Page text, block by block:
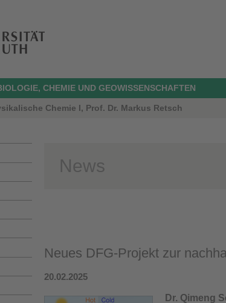
CHEMIE UND GEOWISSENSCHAFTEN
Chemie I, Prof. Dr. Markus Retsch
News
Neues DFG-Projekt zur
20.02.2025
Dr. Qimeng